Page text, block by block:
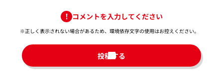
コメントを入力してください
※正しく表示されない場合があるため、環境依存文字の使用はお控えください。​
投稿する